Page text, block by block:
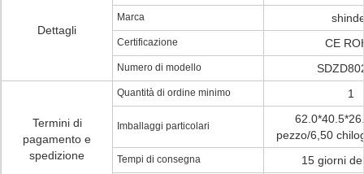
Dettagli
Marca
Certificazione CE
Numero di modello
Termini di
pagamento e
spedizione
Quantità di ordine minimo 1
Imballaggi particolari
pezzo/6,50
Tempi di consegna 15 giorni